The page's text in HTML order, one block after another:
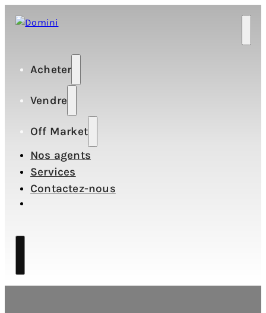
Acheter
Vendre
Off Market
Nos agents
Services
Contactez-nous